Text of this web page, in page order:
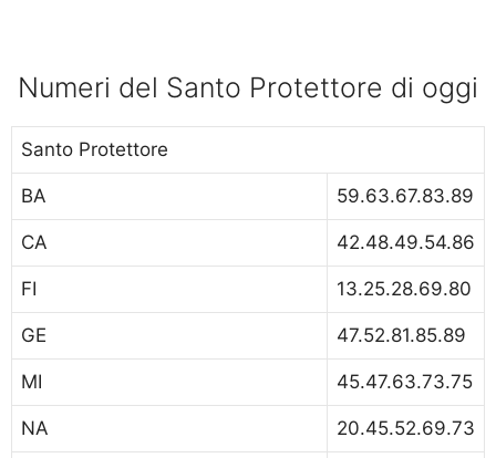
Numeri del Santo Protettore di oggi
Santo Protettore
BA 59.63.67.83.89
CA 42.48.49.54.86
FI 13.25.28.69.80
GE 47.52.81.85.89
MI 45.47.63.73.75
NA 20.45.52.69.73